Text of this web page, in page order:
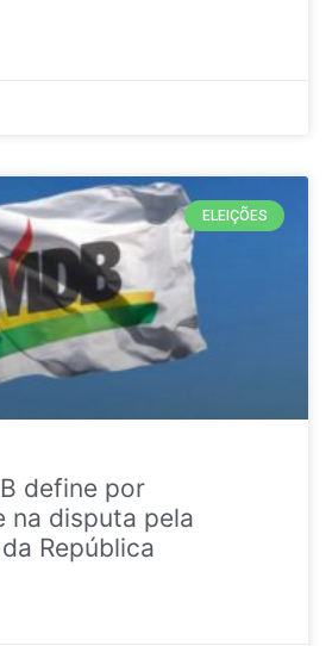
ELEIÇÕES
define por
na disputa pela
República